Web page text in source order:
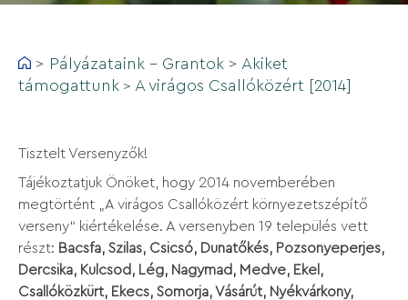
> Pályázataink - Grantok > Akiket
támogattunk > A virágos Csallóközért [2014]
Tisztelt Versenyzők!
Tájékoztatjuk Önöket, hogy 2014 novemberében
megtörtént „A virágos Csallóközért környezetszépítő
verseny“ kiértékelése. A versenyben 19 település vett
részt: Bacsfa, Szilas, Csicsó, Dunatőkés, Pozsonyeperjes,
Dercsika, Kulcsod, Lég, Nagymad, Medve, Ekel,
Csallóközkürt, Ekecs, Somorja, Vásárút, Nyékvárkony,